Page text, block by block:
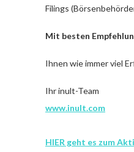
Filings
Mit besten
Ihnen wie immer viel
Ihr inult-Team
www.inult.com
HIER geht es zum